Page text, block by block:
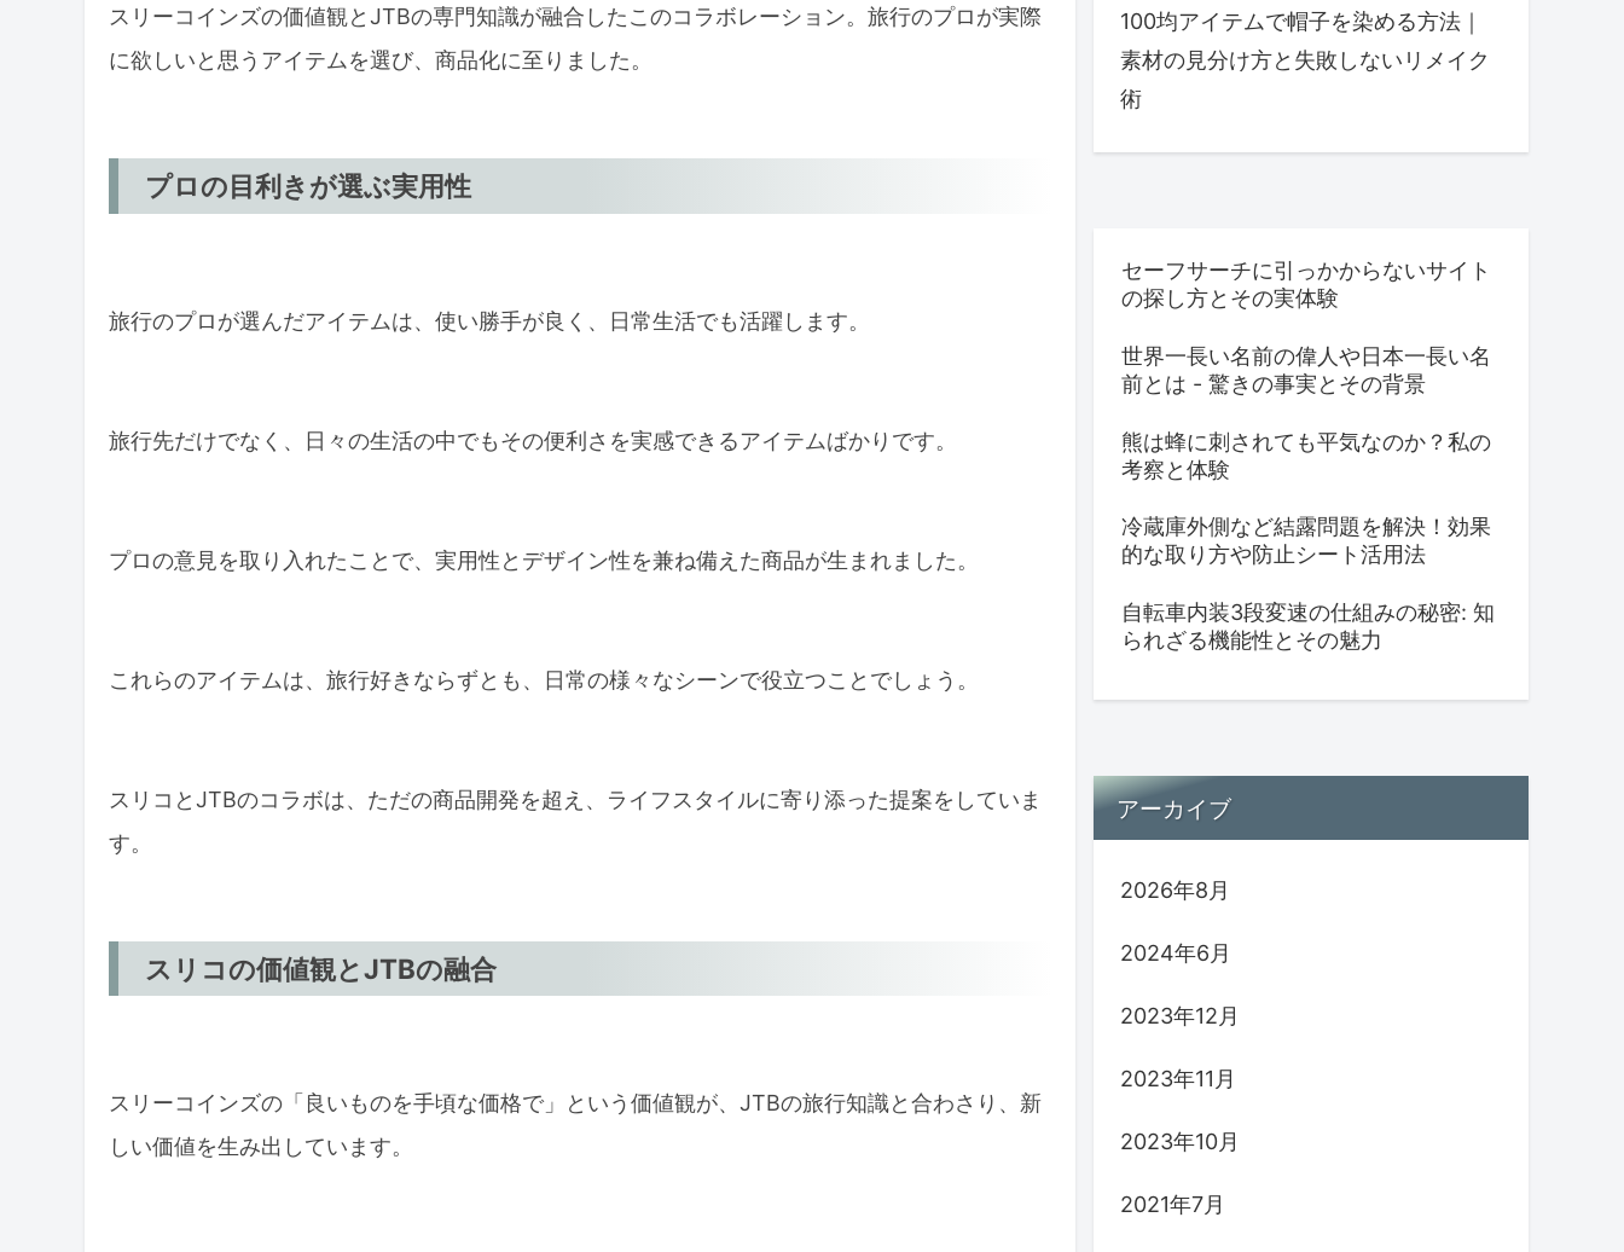
コスメポーチ：小サイズ
実際に使ってみた感想
デザインの魅力
価値観の共有
コラボの深い理解
まとめ
スリーコインズの価値観とJTBの専門知識が融合したこのコラボレーション。旅行のプロが実際
に欲しいと思うアイテムを選び、商品化に至りました。
プロの目利きが選ぶ実用性
旅行のプロが選んだアイテムは、使い勝手が良く、日常生活でも活躍します。
旅行先だけでなく、日々の生活の中でもその便利さを実感できるアイテムばかりです。
プロの意見を取り入れたことで、実用性とデザイン性を兼ね備えた商品が生まれました。
これらのアイテムは、旅行好きならずとも、日常の様々なシーンで役立つことでしょう。
スリコとJTBのコラボは、ただの商品開発を超え、ライフスタイルに寄り添った提案をしていま
す。
スリコの価値観とJTBの融合
スリーコインズの「良いものを手頃な価格で」という価値観が、JTBの旅行知識と合わさり、新
しい価値を生み出しています。
100均アイテムで帽子を染める方法｜
素材の見分け方と失敗しないリメイク
術
セーフサーチに引っかからないサイト
の探し方とその実体験
世界一長い名前の偉人や日本一長い名
前とは - 驚きの事実とその背景
熊は蜂に刺されても平気なのか？私の
考察と体験
冷蔵庫外側など結露問題を解決！効果
的な取り方や防止シート活用法
自転車内装3段変速の仕組みの秘密: 知
られざる機能性とその魅力
アーカイブ
2026年8月
2024年6月
2023年12月
2023年11月
2023年10月
2021年7月